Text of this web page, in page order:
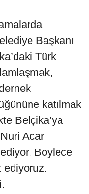
Başkanı
Türk
katılmak
Belçika’ya
Acar
Böylece
ediyoruz.